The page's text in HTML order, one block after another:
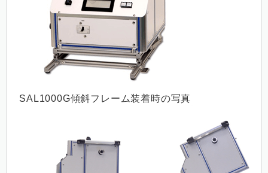
SAL1000G傾斜フレーム装着時の写真